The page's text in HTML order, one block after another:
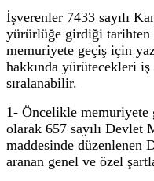
İşverenler 7433 sayılı
yürürlüğe girdiği
memuriyete geçiş için
hakkında yürütecekleri
sıralanabilir.
1- Öncelikle memuriyete
olarak 657 sayılı Devlet
maddesinde düzenlenen
aranan genel ve özel